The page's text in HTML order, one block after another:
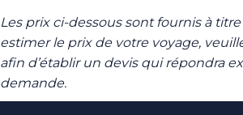
Les prix ci-dessous sont fournis à
estimer le prix de votre voyage,
afin d’établir un devis qui répondra
demande.